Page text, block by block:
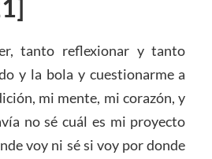
tanto reflexionar y tanto
y la bola y cuestionarme a
mi mente, mi corazón, y
no sé cuál es mi proyecto
voy ni sé si voy por donde